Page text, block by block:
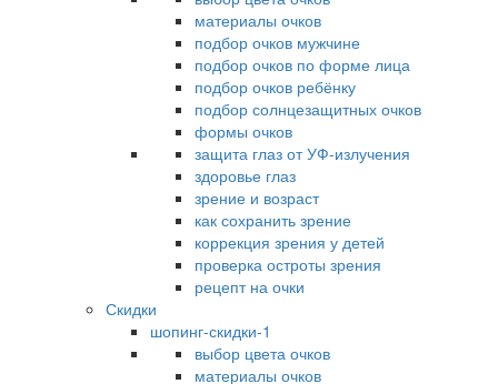
материалы очков
подбор очков мужчине
подбор очков по форме лица
подбор очков ребёнку
подбор солнцезащитных очков
формы очков
защита глаз от УФ-излучения
здоровье глаз
зрение и возраст
как сохранить зрение
коррекция зрения у детей
проверка остроты зрения
рецепт на очки
Скидки
шопинг-скидки-1
выбор цвета очков
материалы очков